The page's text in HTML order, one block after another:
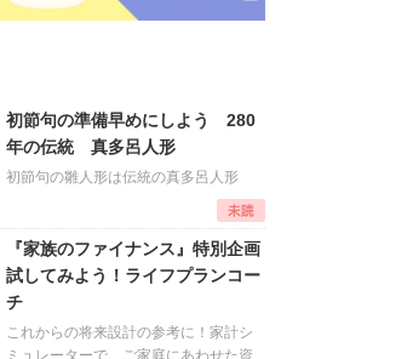
初節句の準備早めにしよう 280
年の伝統 真多呂人形
初節句の雛人形は伝統の真多呂人形
『家族のファイナンス』特別企画
試してみよう！ライフプランコー
チ
これからの将来設計の参考に！家計シ